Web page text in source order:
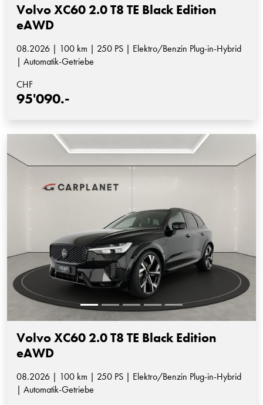
Volvo XC60 2.0 T8 TE Black Edition
eAWD
08.2026 | 100 km | 250 PS | Elektro/Benzin Plug-in-Hybrid
| Automatik-Getriebe
CHF
95'090.-
Volvo XC60 2.0 T8 TE Black Edition
eAWD
08.2026 | 100 km | 250 PS | Elektro/Benzin Plug-in-Hybrid
| Automatik-Getriebe